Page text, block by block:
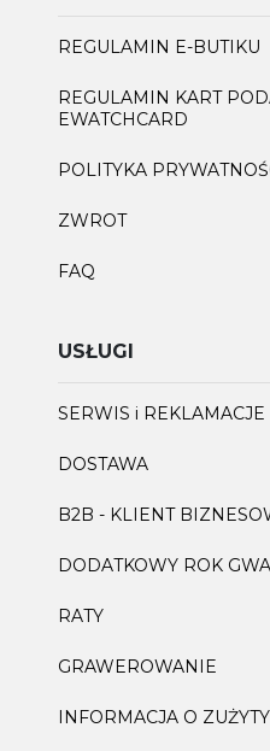
REGULAMIN E-BUTIKU
REGULAMIN KART
EWATCHCARD
POLITYKA
ZWROT
FAQ
USŁUGI
SERWIS i REKLAMACJE
DOSTAWA
B2B - KLIENT
DODATKOWY ROK
RATY
GRAWEROWANIE
INFORMACJA O